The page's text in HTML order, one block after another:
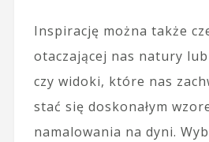
Inspirację można także
otaczającej nas natury
czy widoki, które nas
stać się doskonałym
namalowania na dyni.